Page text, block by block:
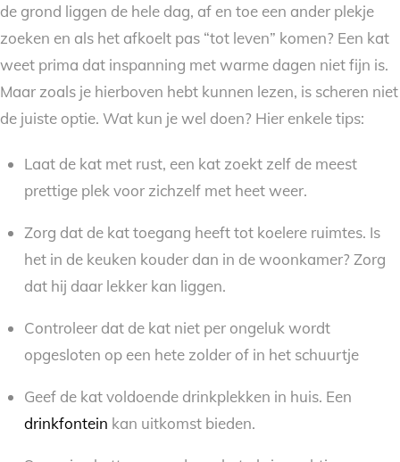
de grond liggen de hele dag, af en toe een ander plekje
zoeken en als het afkoelt pas “tot leven” komen? Een kat
weet prima dat inspanning met warme dagen niet fijn is.
Maar zoals je hierboven hebt kunnen lezen, is scheren niet
de juiste optie. Wat kun je wel doen? Hier enkele tips:
Laat de kat met rust, een kat zoekt zelf de meest
prettige plek voor zichzelf met heet weer.
Zorg dat de kat toegang heeft tot koelere ruimtes. Is
het in de keuken kouder dan in de woonkamer? Zorg
dat hij daar lekker kan liggen.
Controleer dat de kat niet per ongeluk wordt
opgesloten op een hete zolder of in het schuurtje
Geef de kat voldoende drinkplekken in huis. Een
drinkfontein kan uitkomst bieden.